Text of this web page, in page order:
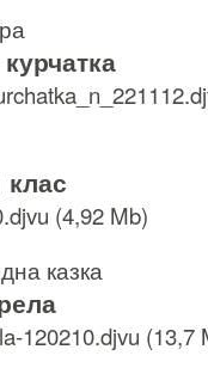
клас
(4,92 Mb)
казка
120210.djvu (13,7